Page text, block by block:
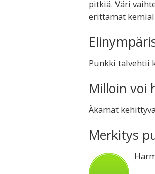
pitkiä. Väri
erittämät
Punkki talvehtii
Milloin voi
Äkämät
Merkitys